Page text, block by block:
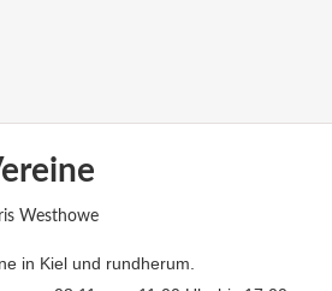
Westhowe
in Kiel und rundherum.